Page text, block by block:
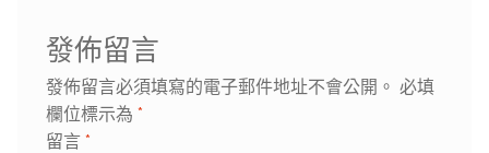
發佈留言
發佈留言必須填寫的電子郵件地址不會公開。 必填
欄位標示為 *
留言 *